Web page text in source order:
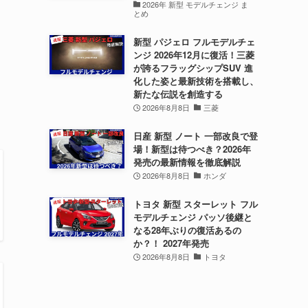
2026年 新型 モデルチェンジ ま
とめ
新型 パジェロ フルモデルチェ
ンジ 2026年12月に復活！三菱
が誇るフラッグシップSUV 進
化した姿と最新技術を搭載し、
新たな伝説を創造する
2026年8月8日 三菱
日産 新型 ノート 一部改良で登
場！新型は待つべき？2026年
発売の最新情報を徹底解説
2026年8月8日 ホンダ
トヨタ 新型 スターレット フル
モデルチェンジ パッソ後継と
なる28年ぶりの復活あるの
か？！ 2027年発売
2026年8月8日 トヨタ